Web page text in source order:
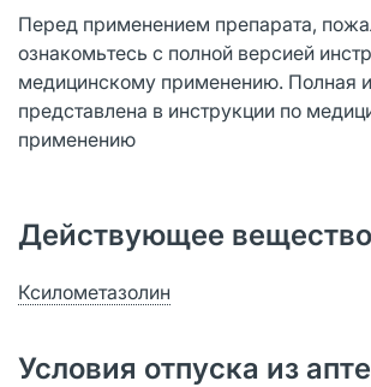
Перед применением препарата,
ознакомьтесь с полной версией
медицинскому применению. Полная
представлена в инструкции по
применению
Действующее вещество
Ксилометазолин
Условия отпуска из